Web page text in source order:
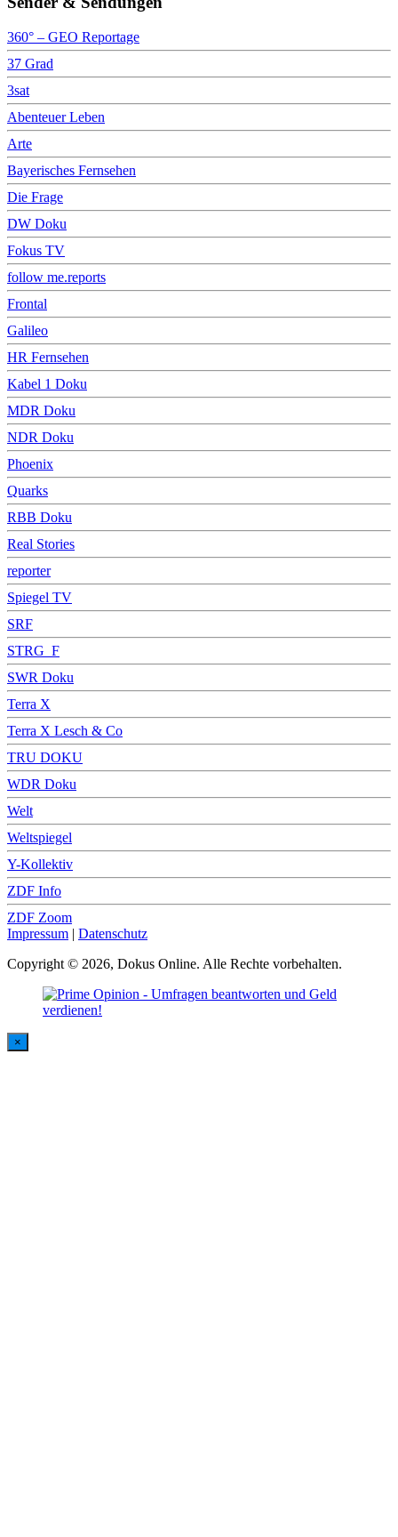
360° – GEO Reportage
37 Grad
3sat
Abenteuer Leben
Arte
Bayerisches Fernsehen
Die Frage
DW Doku
Fokus TV
follow me.reports
Frontal
Galileo
HR Fernsehen
Kabel 1 Doku
MDR Doku
NDR Doku
Phoenix
Quarks
RBB Doku
Real Stories
reporter
Spiegel TV
SRF
STRG_F
SWR Doku
Terra X
Terra X Lesch & Co
TRU DOKU
WDR Doku
Welt
Weltspiegel
Y-Kollektiv
ZDF Info
ZDF Zoom
Impressum | Datenschutz
Copyright © 2026, Dokus Online. Alle Rechte vorbehalten.
×